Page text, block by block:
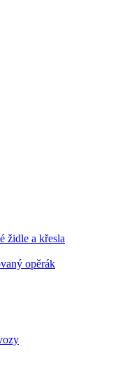
židle a křesla
opěrák